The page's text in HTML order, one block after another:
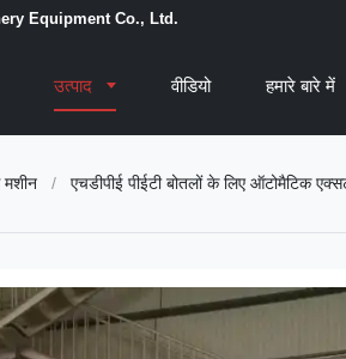
Equipment Co., Ltd.
उत्पाद वीडियो हमारे बारे में
मशीन / एचडीपीई पीईटी बोतलों के लिए ऑटोमैटिक